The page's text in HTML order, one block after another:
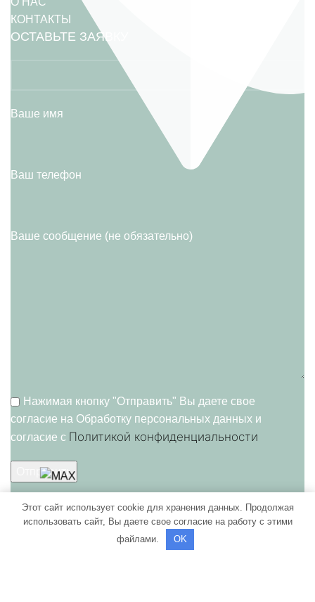
КОНТАКТЫ
ОСТАВЬТЕ ЗАЯВКУ
Ваше имя
Ваш телефон
Ваше сообщение (не обязательно)
Нажимая кнопку "Отправить" Вы даете свое
согласие на Обработку персональных данных и
согласие c Политикой конфиденциальности
ПОЛИТИКА КОНФИДЕНЦИАЛЬНОСТИ
Этот сайт использует cookie для хранения данных. Продолжая
использовать сайт, Вы даете свое согласие на работу с этими
файлами.
OK